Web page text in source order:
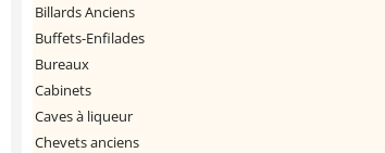
Billards Anciens
Buffets-Enfilades
Bureaux
Cabinets
Caves à liqueur
Chevets anciens